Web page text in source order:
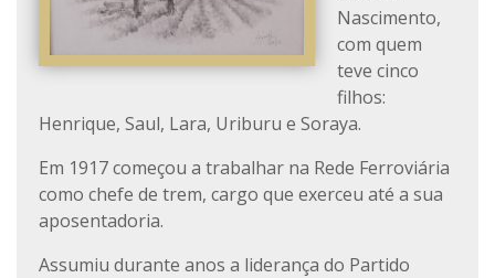
Nascimento,
com quem
teve cinco
filhos:
Henrique, Saul, Lara, Uriburu e Soraya.
Em 1917 começou a trabalhar na Rede Ferroviária
como chefe de trem, cargo que exerceu até a sua
aposentadoria.
Assumiu durante anos a liderança do Partido